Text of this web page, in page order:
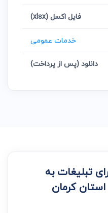
فایل اکسل (xlsx)
خدمات عمومی
دانلود (پس از پرداخت)
تبلیغات به
کرمان